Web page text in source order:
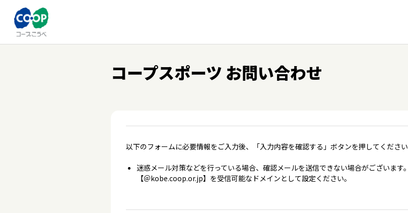
コープスポーツ お問い合わせ
以下のフォームに必要情報をご入力後、「入力内容を確認する」ボタンを押してください
迷惑メール対策などを行っている場合、確認メールを送信できない場合がございま
【＠kobe.coop.or.jp】を受信可能なドメインとして設定ください。